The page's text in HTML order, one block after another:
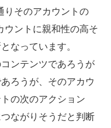
りそのアカウントの
ウントに親和性の高そ
なっています。
ンテンツであろうが
ろうが、そのアカウ
の次のアクション
ながりそうだと判断